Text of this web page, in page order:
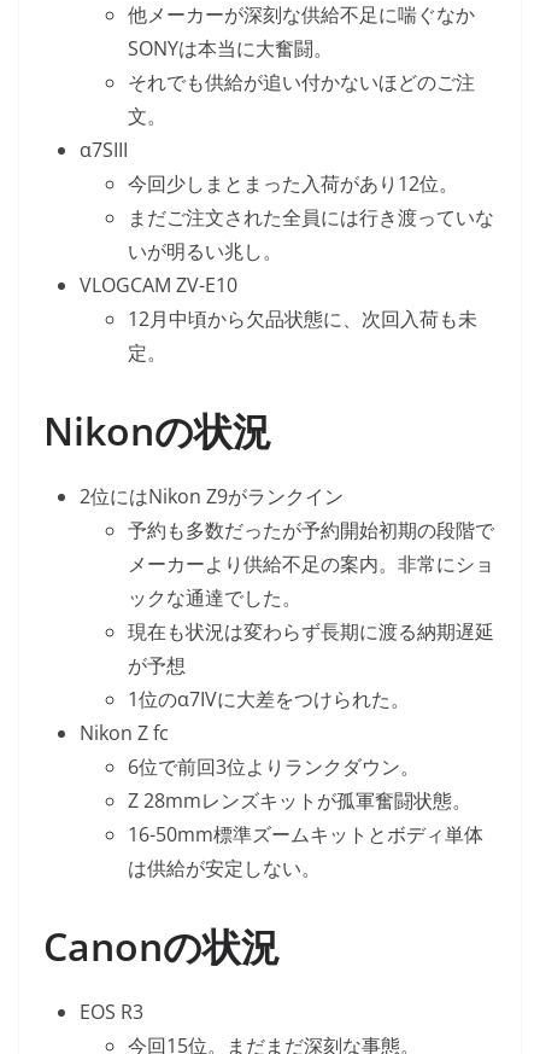
他メーカーが深刻な供給不足に喘ぐなか
SONYは本当に大奮闘。
それでも供給が追い付かないほどのご注
文。
α7SIII
今回少しまとまった入荷があり12位。
まだご注文された全員には行き渡っていな
いが明るい兆し。
VLOGCAM ZV-E10
12月中頃から欠品状態に、次回入荷も未
定。
Nikonの状況
2位にはNikon Z9がランクイン
予約も多数だったが予約開始初期の段階で
メーカーより供給不足の案内。非常にショ
ックな通達でした。
現在も状況は変わらず長期に渡る納期遅延
が予想
1位のα7IVに大差をつけられた。
Nikon Z fc
6位で前回3位よりランクダウン。
Z 28mmレンズキットが孤軍奮闘状態。
16-50mm標準ズームキットとボディ単体
は供給が安定しない。
Canonの状況
EOS R3
今回15位。まだまだ深刻な事態。